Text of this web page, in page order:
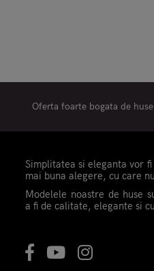
Oferta foarte bogata de
Simplitatea si eleganta vor
mai buna alegere, cu care
Modelele noastre de huse
a fi de calitate, elegante si